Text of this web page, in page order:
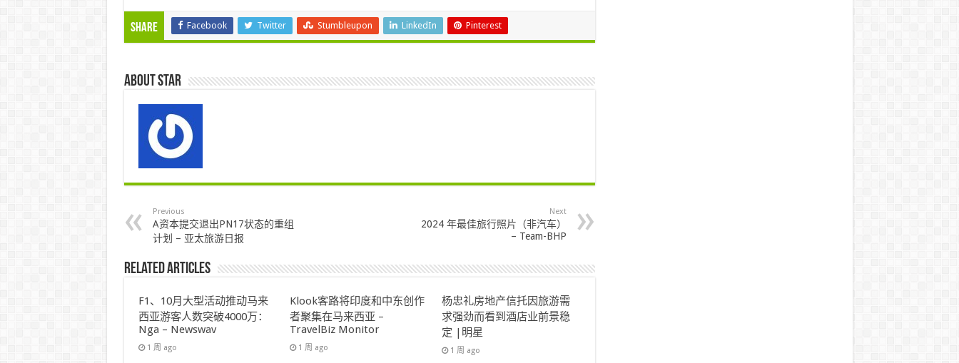
Share Facebook Twitter Stumbleupon LinkedIn Pinterest
About star
Previous
A资本提交退出PN17状态的重组
计划 – 亚太旅游日报
Next
2024 年最佳旅行照片（非汽车）
– Team-BHP
Related Articles
F1、10月大型活动推动马来
西亚游客人数突破4000万：
Nga – Newswav
1 周 ago
Klook客路将印度和中东创作
者聚集在马来西亚 –
TravelBiz Monitor
1 周 ago
杨忠礼房地产信托因旅游需
求强劲而看到酒店业前景稳
定 |明星
1 周 ago